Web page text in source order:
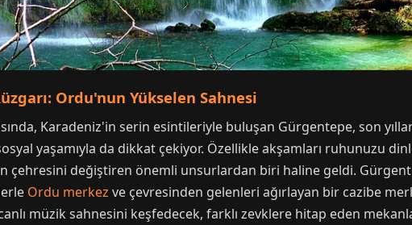
Ordu'nun Yükselen Sahnesi
Karadeniz'in serin esintileriyle buluşan Gürgentepe, son
yaşamıyla da dikkat çekiyor. Özellikle akşamları ruhunuzu
çehresini değiştiren önemli unsurlardan biri haline geldi.
Ordu merkez ve çevresinden gelenleri ağırlayan bir cazibe
müzik sahnesini keşfedecek, farklı zevklere hitap eden